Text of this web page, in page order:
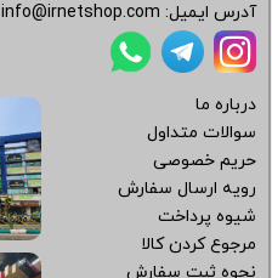
آدرس ایمیل: info@irnetshop.com
درباره ما
سوالات متداول
حریم خصوصی
رویه ارسال سفارش
شیوه پرداخت
مرجوع کردن کالا
نحوه ثبت سفارش